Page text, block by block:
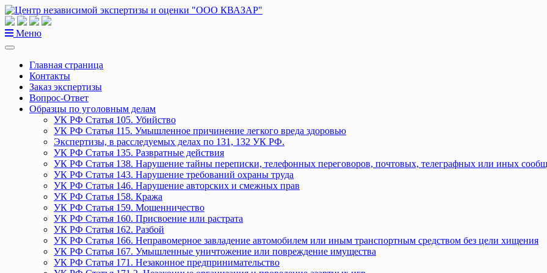
Перейти
к
содержанию
Меню
Главная страница
Контакты
Заказ экспертизы
Вопрос-Ответ
Образцы по уголовным делам
УК РФ Статья 105. Убийство
УК РФ Статья 115. Умышленное причинение легкого вреда здоровью
Экспертизы, в расследуемых делах по 131, 132 УК РФ.
УК РФ Статья 135. Развратные действия
УК РФ Статья 138. Нарушение тайны переписки, телефонных переговоров, почтовых, телеграфных или иных
УК РФ Статья 143. Нарушение требований охраны труда
УК РФ Статья 146. Нарушение авторских и смежных прав
УК РФ Статья 158. Кража
УК РФ Статья 159. Мошенничество
УК РФ Статья 160. Присвоение или растрата
УК РФ Статья 162. Разбой
УК РФ Статья 166. Неправомерное завладение автомобилем или иным транспортным средством без цели хищения
УК РФ Статья 167. Умышленные уничтожение или повреждение имущества
УК РФ Статья 171. Незаконное предпринимательство